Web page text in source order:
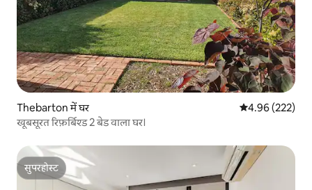
Thebarton में घर औसत रेटिंग 5 में से
4.96 (222)
खूबसूरत रिफ़र्बिश्ड 2 बेड वाला घर।
सुपरहोस्ट
सुपरहोस्ट